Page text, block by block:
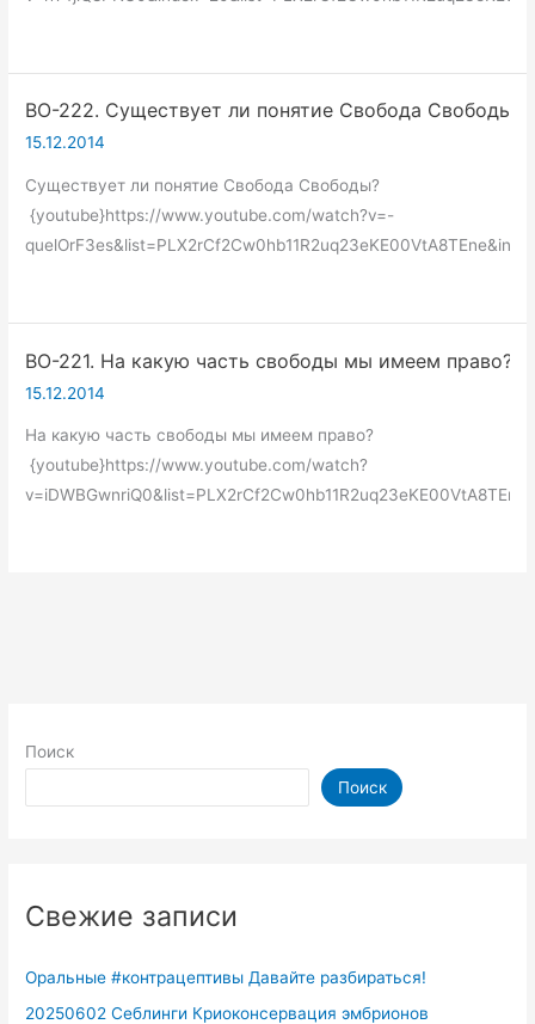
ВО-222. Существует ли понятие Свобода Свободы?
15.12.2014
Существует ли понятие Свобода Свободы?
{youtube}https://www.youtube.com/watch?v=-
ВО-221. На какую часть свободы мы имеем право?
15.12.2014
На какую часть свободы мы имеем право?
{youtube}https://www.youtube.com/watch?
Поиск
Поиск
Свежие записи
Оральные #контрацептивы Давайте разбираться!
20250602 Себлинги Криоконсервация эмбрионов